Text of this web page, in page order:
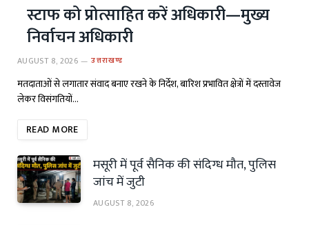
स्टाफ को प्रोत्साहित करें अधिकारी—मुख्य
निर्वाचन अधिकारी
AUGUST 8, 2026 उत्तराखण्ड
मतदाताओं से लगातार संवाद बनाए रखने के निर्देश, बारिश प्रभावित क्षेत्रों में दस्तावेज
लेकर विसंगतियों…
READ MORE
मसूरी में पूर्व सैनिक की संदिग्ध मौत, पुलिस
जांच में जुटी
AUGUST 8, 2026